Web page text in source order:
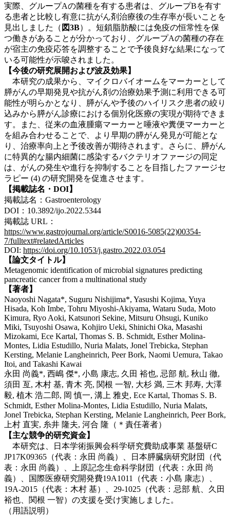
実際、グループAの菌種を有する患者は、グループBを有す
る患者と比較し有意に抗がん剤治療後の生存率が長いことを
見出しました（ 図3B）。短鎖脂肪酸には免疫の恒常性を保
つ働きがあることが分かっており、グループAの菌種の存在
が宿主の免疫応答を調整することで予後良好な結果になって
いる可能性が示唆されました。
【今後の研究展開および波及効果】
本研究の成果から、マイクロバイオームをマーカーとして
膵がんの早期発見や抗がん剤の治療効果予測に利用できる可
能性が明らかとなり、膵がんや予後のハイリスク患者の絞り
込みから膵がん診療における個別化医療の実現が期待できま
す。また、従来の血液腫瘍マーカーと唾液や糞便マーカーと
を組み合わせることで、より早期の膵がん発見が可能とな
り、治療率向上と予後改善が期待されます。さらに、膵がん
に特異的な腸内細菌に感染するバクテリオファージの同定
は、がんの発生や進行を抑制することを目指したファージセ
ラピー (4) の研究開発を促進させます。
【掲載誌名・DOI】
掲載誌名：Gastroenterology
DOI：10.3892/ijo.2022.5344
掲載誌 URL：
https://www.gastrojournal.org/article/S0016-5085(22)00354-
7/fulltext#relatedArticles
DOI: https://doi.org/10.1053/j.gastro.2022.03.054
【論文タイトル】
Metagenomic identification of microbial signatures predicting
pancreatic cancer from a multinational study
【著者】
Naoyoshi Nagata*, Suguru Nishijima*, Yasushi Kojima, Yuya
Hisada, Koh Imbe, Tohru Miyoshi-Akiyama, Wataru Suda, Moto
Kimura, Ryo Aoki, Katsunori Sekine, Mitsuru Ohsugi, Kuniko
Miki, Tsuyoshi Osawa, Kohjiro Ueki, Shinichi Oka, Masashi
Mizokami, Ece Kartal, Thomas S. B. Schmidt, Esther Molina-
Montes, Lidia Estudillo, Nuria Malats, Jonel Trebicka, Stephan
Kersting, Melanie Langheinrich, Peer Bork, Naomi Uemura, Takao
Itoi, and Takashi Kawai
永田 尚義*, 西嶋 傑*, 小島 康志, 久田 裕也, 忌部 航, 秋山 徹,
須田 亙, 木村 基, 青木 亮, 関根 一智, 大杉 満, 三木 邦寿, 大澤
毅, 植木 浩二郎, 岡 慎一, 溝上 雅史, Ece Kartal, Thomas S. B.
Schmidt, Esther Molina-Montes, Lidia Estudillo, Nuria Malats,
Jonel Trebicka, Stephan Kersting, Melanie Langheinrich, Peer Bork,
上村 直実, 糸井 隆夫, 河合 隆（＊責任著者）
【主な競争的研究資金】
本研究は、日本学術振興会科学研究費助成事業 基盤研C
JP17K09365（代表：永田 尚義）、日本膵臓病研究財団（代
表：永田 尚義）、上原記念生命科学財団（代表：永田 尚
義）、国際医療研究開発費19A1011（代表：小島 康志）、
19A-2015（代表：木村 基）、29-1025（代表：忌部 航、久田
裕也、関根 一智）の支援を受け実施しました。
（用語説明）